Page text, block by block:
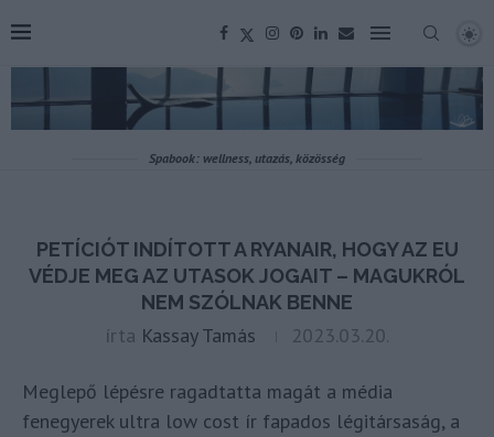
Spabook: wellness, utazás, közösség
PETÍCIÓT INDÍTOTT A RYANAIR, HOGY AZ EU
VÉDJE MEG AZ UTASOK JOGAIT – MAGUKRÓL
NEM SZÓLNAK BENNE
írta Kassay Tamás 2023.03.20.
Meglepő lépésre ragadtatta magát a média
fenegyerek ultra low cost ír fapados légitársaság, a